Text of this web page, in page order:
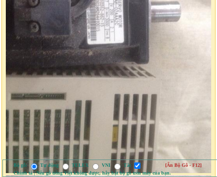
Bộ gõ: Tự động TELEX VNI Tắt
[Ẩn Bộ Gõ - F12]
Chính tả | Nếu gõ tiếng Việt không được, hãy bật bộ gõ trên máy của bạn.